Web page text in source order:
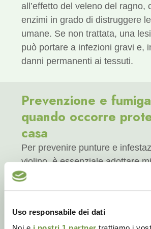
Uso responsabile dei dati
all’effetto del veleno del ragno,
enzimi in grado di distruggere
umane. Se non trattata, una
può portare a infezioni gravi e,
danni permanenti ai tessuti.
Prevenzione e
quando occorre
casa
Per prevenire punture e
violino, è essenziale adottare
preventive.
I ragni violino
ambienti tranquilli e bui,
pulita e priva di polvere riduce